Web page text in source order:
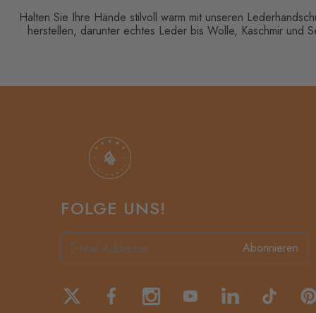
Halten Sie Ihre Hände stilvoll warm mit unseren
herstellen, darunter echtes Leder bis Wolle, Kaschmir und
FOLGE UNS!
Abonnieren